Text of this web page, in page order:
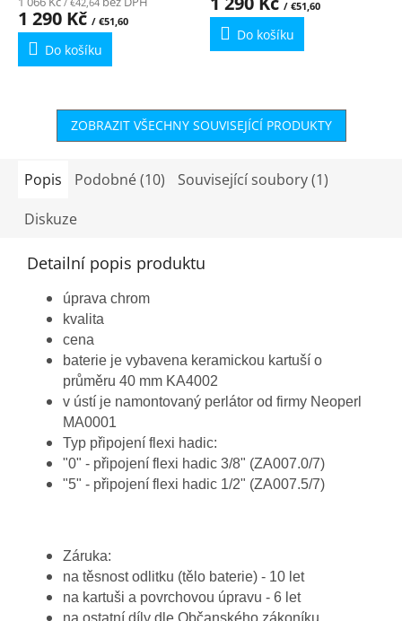
1 290 Kč / €51,60
Do košíku
je
4,0
/ €51,60
Do košíku
ZOBRAZIT VŠECHNY SOUVISEJÍCÍ PRODUKTY
Popis Podobné (10)
Související soubory (1)
Diskuze
Detailní popis produktu
úprava chrom
kvalita
cena
baterie je vybavena keramickou kartuší o
průměru 40 mm KA4002
v ústí je namontovaný perlátor od firmy Neoperl
MA0001
Typ připojení flexi hadic:
"0" - připojení flexi hadic 3/8" (ZA007.0/7)
"5" - připojení flexi hadic 1/2" (ZA007.5/7)
Záruka:
na těsnost odlitku (tělo baterie) - 10 let
na kartuši a povrchovou úpravu - 6 let